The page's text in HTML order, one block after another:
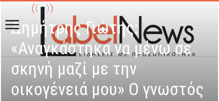
Δημήτρης Γιώτης:
«Αναγκάστηκα να μένω σε
σκηνή μαζί με την
οικογένειά μου» Ο γνωστός